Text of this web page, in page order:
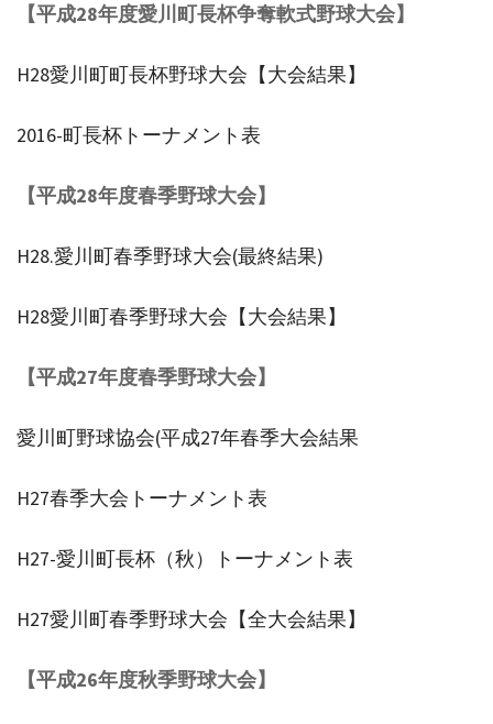
【平成28年度愛川町長杯争奪軟式野球大会】
H28愛川町町長杯野球大会【大会結果】
2016-町長杯トーナメント表
【平成28年度春季野球大会】
H28.愛川町春季野球大会(最終結果)
H28愛川町春季野球大会【大会結果】
【平成27年度春季野球大会】
愛川町野球協会(平成27年春季大会結果
H27春季大会トーナメント表
H27-愛川町長杯（秋）トーナメント表
H27愛川町春季野球大会【全大会結果】
【平成26年度秋季野球大会】